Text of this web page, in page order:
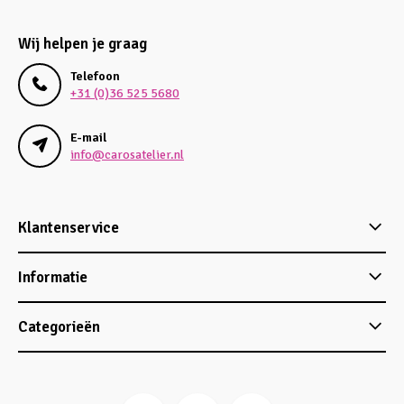
Wij helpen je graag
Telefoon
+31 (0)36 525 5680
E-mail
info@carosatelier.nl
Klantenservice
Informatie
Categorieën